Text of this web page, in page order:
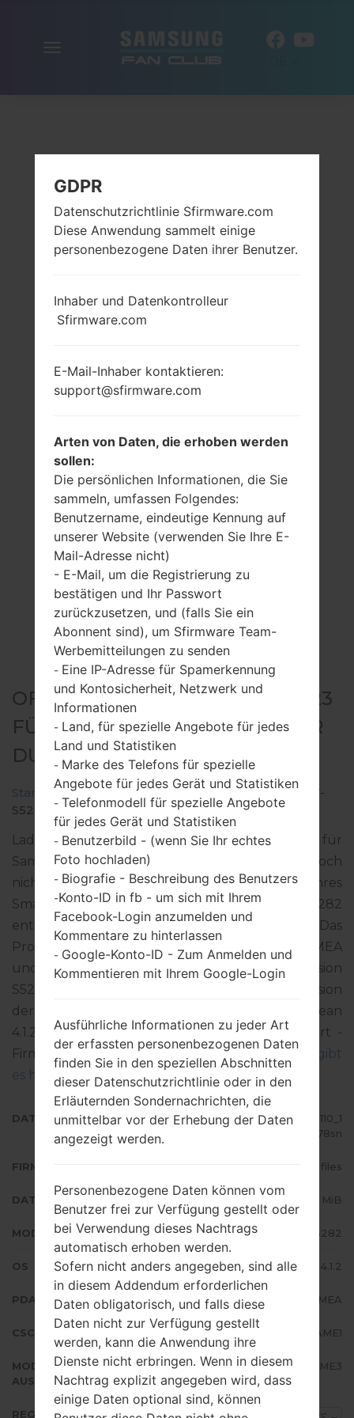
OFFIZIELLER FIRMWARE #5323
FÜR GT-S5282 - SAMSUNGSTAR
DUOS
Startseite →Star Duos → SamsungGT-S5282 →
GT-
S5282_LYS_1_20140407104110_1m5d3u78sn.zip
Laden Sie das neueste Firmware-Update für
Samsung Star Duos herunter. Vergessen Sie jedoch
nicht zu überprüfen, ob die Modellnummer Ihres
Smartphones dem angegebenen GT-S5282
entspricht. Der Firmware-Code LYS ist für LIBYA. Das
Produkt wird mit der PDA-Version S5282XXAMEA
und CSC-Version S5282OJVAME1, MODEM-Version
S5282XXAME3 geliefert. Die Betriebssystemversion
der angegebenen Firmware ist Android Jelly Bean
4.1.2. Detalierte Anleitung, wie man die Standart -
Firmware auf Samsung-Geräten geflascht wird,
gibt
es hier
DATEINAME
GT-S5282_LYS_1_20140407104110_1
m5d3u78sn
FIRMWARE TYP 4 files
DATEIGRÖSSE 497.78 MiB
MODELL Samsung GT-S5282
OS Android Jelly Bean 4.1.2
PDA/AP AUSFÜHRUNG S5282XXAMEA
CSC AUSFÜHRUNG S5282OJVAME1
MODEM/CP
AUSFÜHRUNG
S5282XXAME3
REGION
GDPR
Datenschutzrichtlinie Sfirmware.com
Diese Anwendung sammelt einige
personenbezogene Daten ihrer Benutzer.
Inhaber und Datenkontrolleur
Sfirmware.com
E-Mail-Inhaber kontaktieren:
support@sfirmware.com
Arten von Daten, die erhoben werden
sollen:
Die persönlichen Informationen, die Sie
sammeln, umfassen Folgendes:
Benutzername, eindeutige Kennung auf
unserer Website (verwenden Sie Ihre E-
Mail-Adresse nicht)
- E-Mail, um die Registrierung zu
bestätigen und Ihr Passwort
zurückzusetzen, und (falls Sie ein
Abonnent sind), um Sfirmware Team-
Werbemitteilungen zu senden
- Eine IP-Adresse für Spamerkennung
und Kontosicherheit, Netzwerk und
Informationen
- Land, für spezielle Angebote für jedes
Land und Statistiken
- Marke des Telefons für spezielle
Angebote für jedes Gerät und Statistiken
- Telefonmodell für spezielle Angebote
für jedes Gerät und Statistiken
- Benutzerbild - (wenn Sie Ihr echtes
Foto hochladen)
- Biografie - Beschreibung des Benutzers
-Konto-ID in fb - um sich mit Ihrem
Facebook-Login anzumelden und
Kommentare zu hinterlassen
- Google-Konto-ID - Zum Anmelden und
Kommentieren mit Ihrem Google-Login
Ausführliche Informationen zu jeder Art
der erfassten personenbezogenen Daten
finden Sie in den speziellen Abschnitten
dieser Datenschutzrichtlinie oder in den
Erläuternden Sondernachrichten, die
unmittelbar vor der Erhebung der Daten
angezeigt werden.
Personenbezogene Daten können vom
Benutzer frei zur Verfügung gestellt oder
bei Verwendung dieses Nachtrags
automatisch erhoben werden.
Sofern nicht anders angegeben, sind alle
in diesem Addendum erforderlichen
Daten obligatorisch, und falls diese
Daten nicht zur Verfügung gestellt
werden, kann die Anwendung ihre
Dienste nicht erbringen. Wenn in diesem
Nachtrag explizit angegeben wird, dass
einige Daten optional sind, können